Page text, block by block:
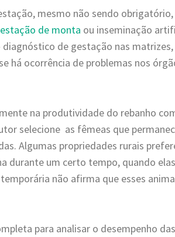
mesmo não sendo
estação de monta ou inseminação
de gestação nas
há ocorrência de problemas nos
na produtividade do rebanho
selecione as fêmeas que
Algumas propriedades rurais
durante um certo tempo, quando
não afirma que esses
para analisar o desempenho